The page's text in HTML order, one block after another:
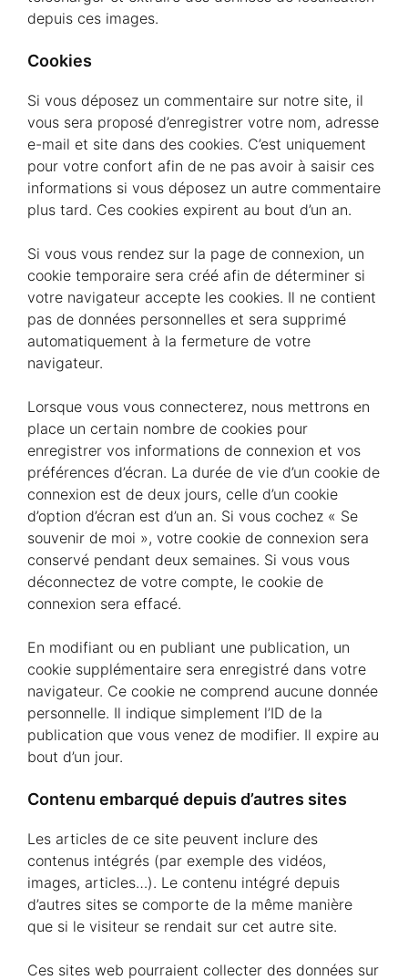
depuis ces images.
Cookies
Si vous déposez un commentaire sur notre site, il
vous sera proposé d’enregistrer votre nom, adresse
e-mail et site dans des cookies. C’est uniquement
pour votre confort afin de ne pas avoir à saisir ces
informations si vous déposez un autre commentaire
plus tard. Ces cookies expirent au bout d’un an.
Si vous vous rendez sur la page de connexion, un
cookie temporaire sera créé afin de déterminer si
votre navigateur accepte les cookies. Il ne contient
pas de données personnelles et sera supprimé
automatiquement à la fermeture de votre
navigateur.
Lorsque vous vous connecterez, nous mettrons en
place un certain nombre de cookies pour
enregistrer vos informations de connexion et vos
préférences d’écran. La durée de vie d’un cookie de
connexion est de deux jours, celle d’un cookie
d’option d’écran est d’un an. Si vous cochez « Se
souvenir de moi », votre cookie de connexion sera
conservé pendant deux semaines. Si vous vous
déconnectez de votre compte, le cookie de
connexion sera effacé.
En modifiant ou en publiant une publication, un
cookie supplémentaire sera enregistré dans votre
navigateur. Ce cookie ne comprend aucune donnée
personnelle. Il indique simplement l’ID de la
publication que vous venez de modifier. Il expire au
bout d’un jour.
Contenu embarqué depuis d’autres sites
Les articles de ce site peuvent inclure des
contenus intégrés (par exemple des vidéos,
images, articles…). Le contenu intégré depuis
d’autres sites se comporte de la même manière
que si le visiteur se rendait sur cet autre site.
Ces sites web pourraient collecter des données sur